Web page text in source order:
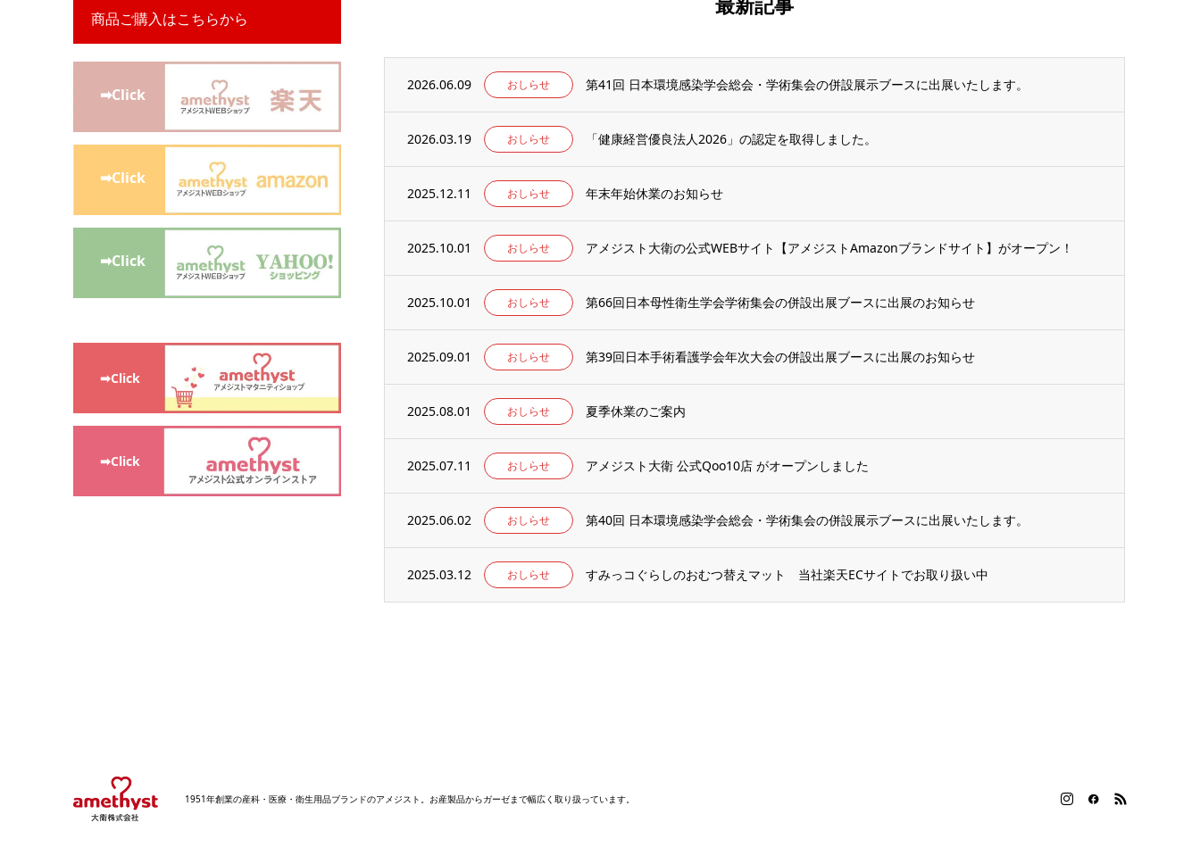
2026.06.09 おしらせ 第41回 日本環境感染学会総会・学術集会の併設展示ブースに出展いたします。
2026.03.19 おしらせ 「健康経営優良法人2026」の認定を取得しました。
2025.12.11 おしらせ 年末年始休業のお知らせ
2025.10.01 おしらせ アメジスト大衛の公式WEBサイト【アメジストAmazonブランドサイト】がオープン！
2025.10.01 おしらせ 第66回日本母性衛生学会学術集会の併設出展ブースに出展のお知らせ
2025.09.01 おしらせ 第39回日本手術看護学会年次大会の併設出展ブースに出展のお知らせ
2025.08.01 おしらせ 夏季休業のご案内
2025.07.11 おしらせ アメジスト大衛 公式Qoo10店 がオープンしました
2025.06.02 おしらせ 第40回 日本環境感染学会総会・学術集会の併設展示ブースに出展いたします。
2025.03.12 おしらせ すみっコぐらしのおむつ替えマット 当社楽天ECサイトでお取り扱い中
商品ご購入はこちらから
➡Click
➡Click
➡Click
➡Click
➡Click
1951年創業の産科・医療・衛生用品ブランドのアメジスト。お産製品からガーゼまで幅広く取り扱っています。